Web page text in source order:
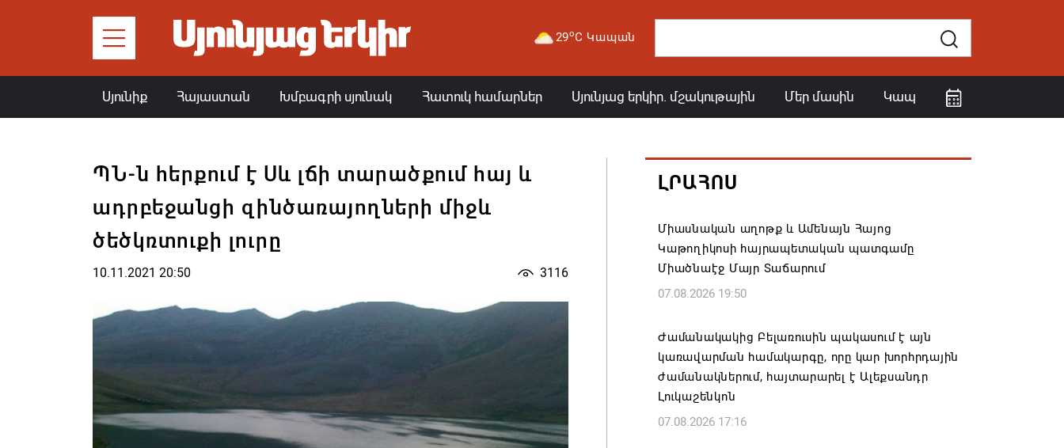
29oC Կապան
Սյունիք Հայաստան Խմբագրի սյունակ Հատուկ համարներ Սյունյաց երկիր. մշակութային Մեր մասին Կապ
ՊՆ-ն հերքում է Սև լճի տարածքում հայ և
ադրբեջանցի զինծառայողների միջև
ծեծկռտուքի լուրը
10.11.2021 20:50 3116
ԼՐԱՀՈՍ
Միասնական աղոթք և Ամենայն Հայոց
Կաթողիկոսի հայրապետական պատգամը
Միածնաէջ Մայր Տաճարում
07.08.2026 19:50
Ժամանակակից Բելառուսին պակասում է այն
կառավարման համակարգը, որը կար խորհրդային
ժամանակներում, հայտարարել է Ալեքսանդր
Լուկաշենկոն
07.08.2026 17:16